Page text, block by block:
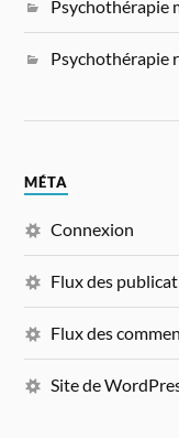
Psychothérapie
Psychothérapie
MÉTA
Connexion
Flux des
Flux des
Site de